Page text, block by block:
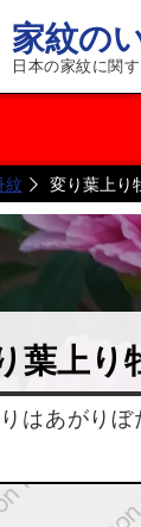
家紋の
日本の家紋に関
紋 変り葉上り
葉上り
はあがりぼ